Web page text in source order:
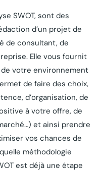
SWOT, sont des
d’un projet de
de consultant, de
Elle vous fournit
votre environnement
de faire des choix,
d’organisation, de
à votre offre, de
et ainsi prendre
vos chances de
méthodologie
est déjà une étape